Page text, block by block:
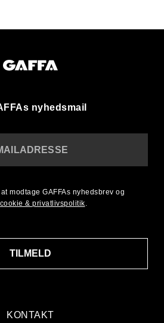
nyhedsmail
KONTAKT
TILMELD
modtage GAFFAs nyhedsbrev og
cookie & privatlivspolitik